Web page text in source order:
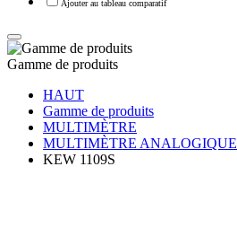
Gamme de produits
HAUT
Gamme de produits
MULTIMÈTRE
MULTIMÈTRE ANALOGIQUE
KEW 1109S